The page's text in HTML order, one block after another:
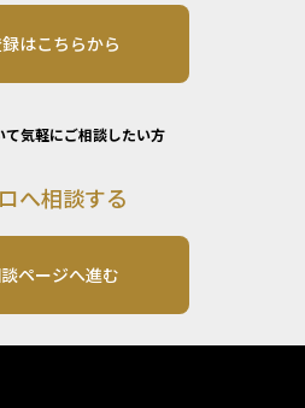
はこちらから
て気軽にご相談したい方
へ相談する
ページへ進む